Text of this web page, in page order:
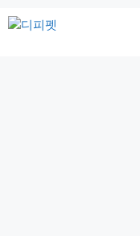
컨